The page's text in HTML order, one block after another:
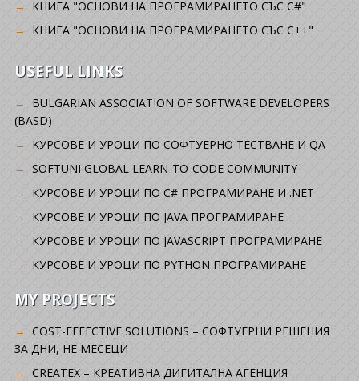
КНИГА "ОСНОВИ НА ПРОГРАМИРАНЕТО СЪС C#"
КНИГА "ОСНОВИ НА ПРОГРАМИРАНЕТО СЪС C++"
USEFUL LINKS
BULGARIAN ASSOCIATION OF SOFTWARE DEVELOPERS
(BASD)
KУРСОВЕ И УРОЦИ ПО СОФТУЕРНО ТЕСТВАНЕ И QA
SOFTUNI GLOBAL LEARN-TO-CODE COMMUNITY
КУРСОВЕ И УРОЦИ ПО C# ПРОГРАМИРАНЕ И .NET
КУРСОВЕ И УРОЦИ ПО JAVA ПРОГРАМИРАНЕ
КУРСОВЕ И УРОЦИ ПО JAVASCRIPT ПРОГРАМИРАНЕ
КУРСОВЕ И УРОЦИ ПО PYTHON ПРОГРАМИРАНЕ
MY PROJECTS
COST-EFFECTIVE SOLUTIONS – СОФТУЕРНИ РЕШЕНИЯ
ЗА ДНИ, НЕ МЕСЕЦИ
CREATEX – КРЕАТИВНА ДИГИТАЛНА АГЕНЦИЯ